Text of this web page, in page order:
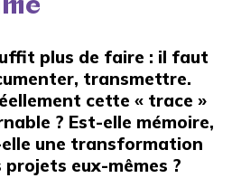
plus de faire : il faut
transmettre.
cette « trace »
? Est-elle mémoire,
une transformation
eux-mêmes ?